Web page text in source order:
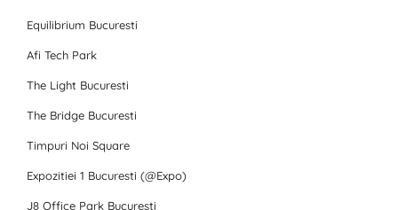
Equilibrium Bucuresti
Afi Tech Park
The Light Bucuresti
The Bridge Bucuresti
Timpuri Noi Square
Expozitiei 1 Bucuresti (@Expo)
J8 Office Park Bucuresti